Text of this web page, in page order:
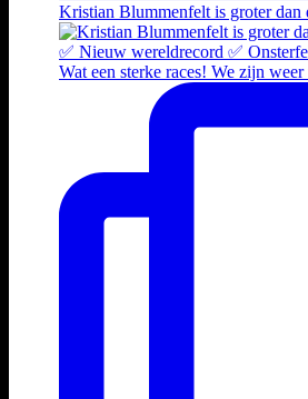
Kristian Blummenfelt is groter dan
Wat een sterke races! We zijn